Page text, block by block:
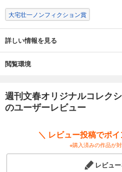
リンゼイさん殺害 市橋達也逮捕！ 逃亡
日号）
小沢一郎 妻からの「離縁状」（12年6月
シャブ＆飛鳥の衝撃（13年8月8日号）
全聾の作曲家はペテン師だった（14年2
※本コンテンツは2015年7月15日に限定
記念 週刊文春オリジナルコレクション
大宅壮一ノンフィクション賞
詳しい情報を見る
閲覧環境
週刊文春オリジナルコレク
のユーザーレビュー
＼ レビュー投稿でポ
※購入済みの作品が
レビュ